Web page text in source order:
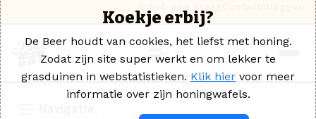
Koekje erbij?
De Beer houdt van cookies, het liefst met honing.
Zodat zijn site super werkt en om lekker te
grasduinen in webstatistieken. Klik hier voor meer
informatie over zijn honingwafels.